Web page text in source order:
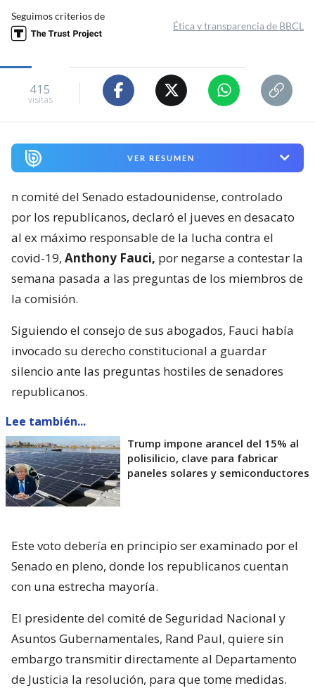
Seguimos criterios de
Ética y transparencia de BBCL
415
visitas
VER RESUMEN
n comité del Senado estadounidense, controlado
por los republicanos, declaró el jueves en desacato
al ex máximo responsable de la lucha contra el
covid-19, Anthony Fauci, por negarse a contestar la
semana pasada a las preguntas de los miembros de
la comisión.
Siguiendo el consejo de sus abogados, Fauci había
invocado su derecho constitucional a guardar
silencio ante las preguntas hostiles de senadores
republicanos.
Lee también...
Trump impone arancel del 15% al
polisilicio, clave para fabricar
paneles solares y semiconductores
Este voto debería en principio ser examinado por el
Senado en pleno, donde los republicanos cuentan
con una estrecha mayoría.
El presidente del comité de Seguridad Nacional y
Asuntos Gubernamentales, Rand Paul, quiere sin
embargo transmitir directamente al Departamento
de Justicia la resolución, para que tome medidas.